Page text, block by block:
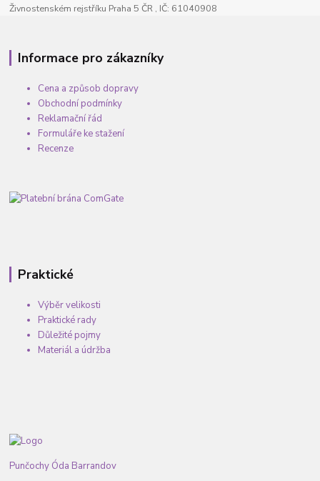
Živnostenském rejstříku Praha 5 ČR , IČ: 61040908
Informace pro zákazníky
Cena a způsob dopravy
Obchodní podmínky
Reklamační řád
Formuláře ke stažení
Recenze
Praktické
Výběr velikosti
Praktické rady
Důležité pojmy
Materiál a údržba
Punčochy Óda Barrandov